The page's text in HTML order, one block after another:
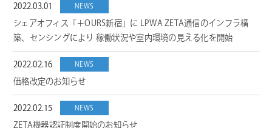
2022.03.01 NEWS
シェアオフィス「＋OURS新宿」に LPWA ZETA通信のインフラ構
築、センシングにより 稼働状況や室内環境の見える化を開始
2022.02.16 NEWS
価格改定のお知らせ
2022.02.15 NEWS